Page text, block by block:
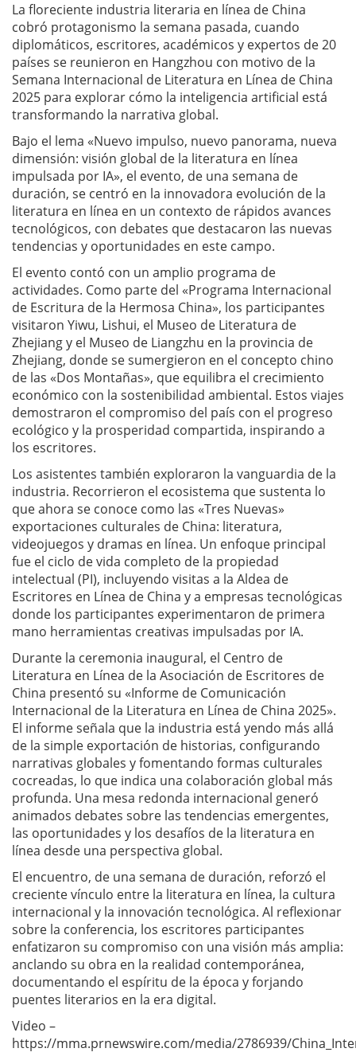
La floreciente industria literaria en línea de China
cobró protagonismo la semana pasada, cuando
diplomáticos, escritores, académicos y expertos de 20
países se reunieron en Hangzhou con motivo de la
Semana Internacional de Literatura en Línea de China
2025 para explorar cómo la inteligencia artificial está
transformando la narrativa global.
Bajo el lema «Nuevo impulso, nuevo panorama, nueva
dimensión: visión global de la literatura en línea
impulsada por IA», el evento, de una semana de
duración, se centró en la innovadora evolución de la
literatura en línea en un contexto de rápidos avances
tecnológicos, con debates que destacaron las nuevas
tendencias y oportunidades en este campo.
El evento contó con un amplio programa de
actividades. Como parte del «Programa Internacional
de Escritura de la Hermosa China», los participantes
visitaron Yiwu, Lishui, el Museo de Literatura de
Zhejiang y el Museo de Liangzhu en la provincia de
Zhejiang, donde se sumergieron en el concepto chino
de las «Dos Montañas», que equilibra el crecimiento
económico con la sostenibilidad ambiental. Estos viajes
demostraron el compromiso del país con el progreso
ecológico y la prosperidad compartida, inspirando a
los escritores.
Los asistentes también exploraron la vanguardia de la
industria. Recorrieron el ecosistema que sustenta lo
que ahora se conoce como las «Tres Nuevas»
exportaciones culturales de China: literatura,
videojuegos y dramas en línea. Un enfoque principal
fue el ciclo de vida completo de la propiedad
intelectual (PI), incluyendo visitas a la Aldea de
Escritores en Línea de China y a empresas tecnológicas
donde los participantes experimentaron de primera
mano herramientas creativas impulsadas por IA.
Durante la ceremonia inaugural, el Centro de
Literatura en Línea de la Asociación de Escritores de
China presentó su «Informe de Comunicación
Internacional de la Literatura en Línea de China 2025».
El informe señala que la industria está yendo más allá
de la simple exportación de historias, configurando
narrativas globales y fomentando formas culturales
cocreadas, lo que indica una colaboración global más
profunda. Una mesa redonda internacional generó
animados debates sobre las tendencias emergentes,
las oportunidades y los desafíos de la literatura en
línea desde una perspectiva global.
El encuentro, de una semana de duración, reforzó el
creciente vínculo entre la literatura en línea, la cultura
internacional y la innovación tecnológica. Al reflexionar
sobre la conferencia, los escritores participantes
enfatizaron su compromiso con una visión más amplia:
anclando su obra en la realidad contemporánea,
documentando el espíritu de la época y forjando
puentes literarios en la era digital.
Video –
https://mma.prnewswire.com/media/2786939/